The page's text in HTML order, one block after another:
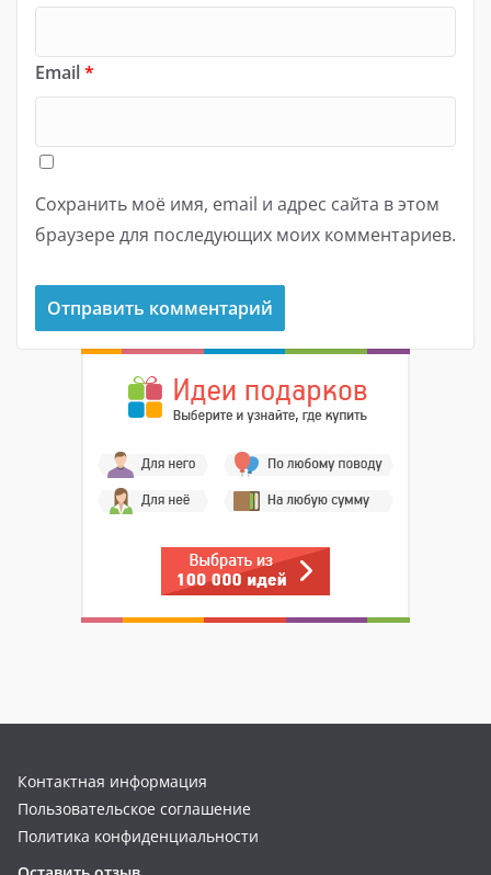
Email*
Сохранить моё имя, email и адрес сайта в этом
браузере для последующих моих комментариев.
Контактная информация
Пользовательское соглашение
Политика конфиденциальности